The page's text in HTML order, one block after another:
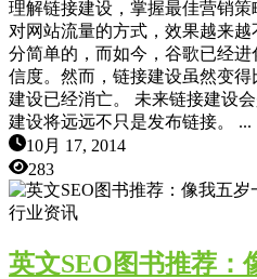
理解链接建设，掌握最佳营销
对网站流量的方式，效果越来
分简单的，而如今，谷歌已经
信度。然而，链接建设虽然变
建设已经消亡。 未来链接建设
建设将远远不只是发布链接。 ...
10月 17, 2014
283
行业资讯
英文SEO图书推荐：